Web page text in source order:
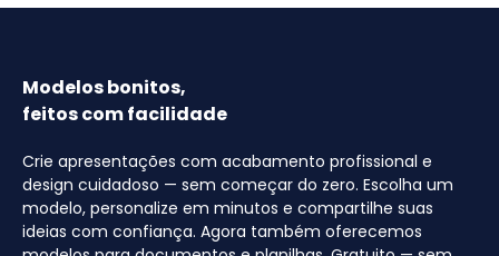
Modelos bonitos,
feitos com facilidade
Crie apresentações com acabamento profissional e
design cuidadoso — sem começar do zero. Escolha um
modelo, personalize em minutos e compartilhe suas
ideias com confiança. Agora também oferecemos